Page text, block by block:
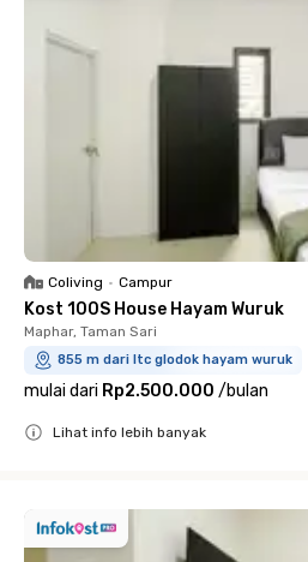
Coliving • Campur
Kost 100S House Hayam Wuruk
Maphar, Taman Sari
855 m dari ltc glodok hayam wuruk
mulai dari Rp2.500.000 /bulan
Lihat info lebih banyak